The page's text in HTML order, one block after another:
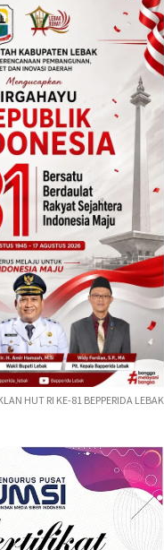
HUT RI KE-81 BEPPERIDA LEBAK